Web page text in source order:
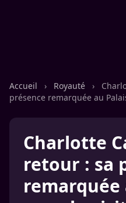
Accueil › Royauté ›
présence remarquée au
Charlotte
retour : sa
remarquée